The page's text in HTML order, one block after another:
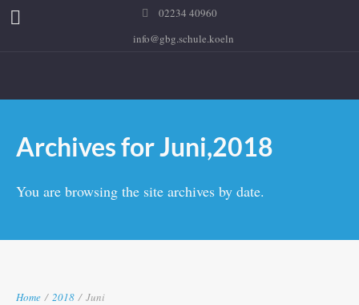
02234 40960
info@gbg.schule.koeln
Archives for Juni,2018
You are browsing the site archives by date.
Home / 2018 / Juni